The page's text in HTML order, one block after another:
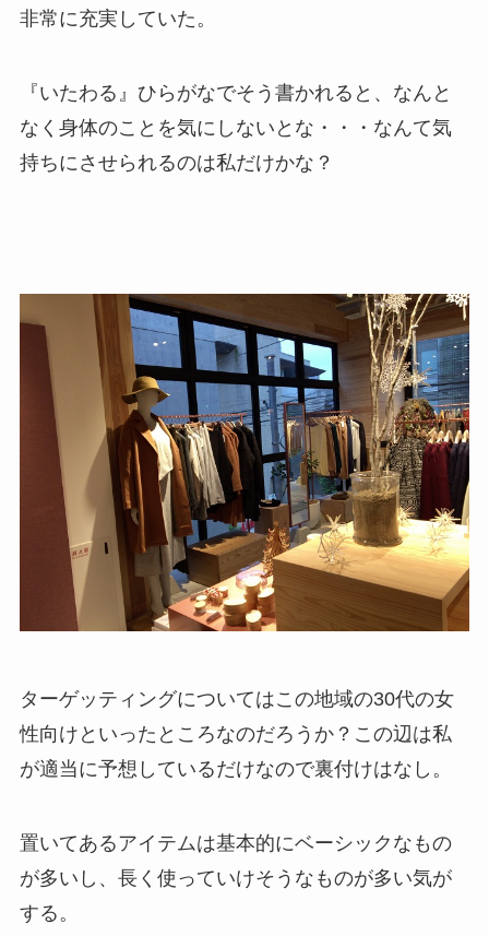
非常に充実していた。
『いたわる』ひらがなでそう書かれると、なんと
なく身体のことを気にしないとな・・・なんて気
持ちにさせられるのは私だけかな？
ターゲッティングについてはこの地域の30代の女
性向けといったところなのだろうか？この辺は私
が適当に予想しているだけなので裏付けはなし。
置いてあるアイテムは基本的にベーシックなもの
が多いし、長く使っていけそうなものが多い気が
する。